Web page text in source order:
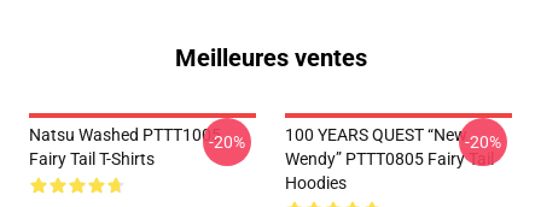
Meilleures ventes
Natsu Washed PTTT1005
Fairy Tail T-Shirts
-20%
100 YEARS QUEST “New
Wendy” PTTT0805 Fairy Tail
Hoodies
-20%